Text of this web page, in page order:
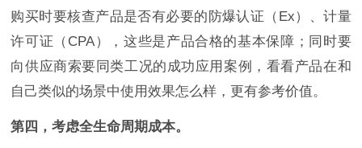
购买时要核查产品是否有必要的防爆认证（Ex）、计量
许可证（CPA），这些是产品合格的基本保障；同时要
向供应商索要同类工况的成功应用案例，看看产品在和
自己类似的场景中使用效果怎么样，更有参考价值。
第四，考虑全生命周期成本。